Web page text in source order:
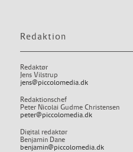
Redaktion
Redaktør
Jens Vilstrup
jens@piccolomedia.dk
Redaktionschef
Peter Nicolai Gudme Christensen
peter@piccolomedia.dk
Digital redaktør
Benjamin Dane
benjamin@piccolomedia.dk